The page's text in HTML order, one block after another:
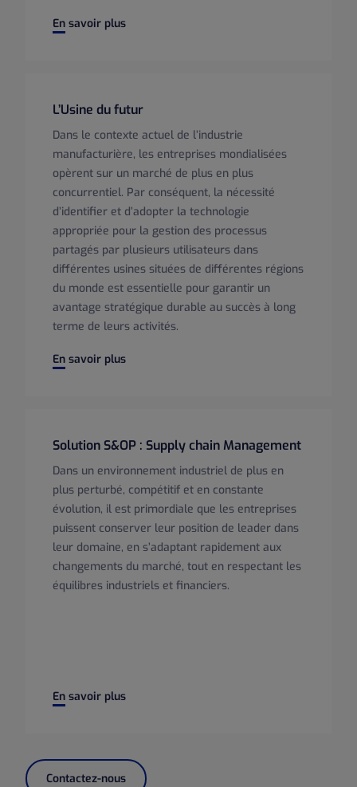
En savoir plus
Manufacturing Operations Management
L’Usine du futur
Dans le contexte actuel de l’industrie
manufacturière, les entreprises mondialisées
opèrent sur un marché de plus en plus
concurrentiel. Par conséquent, la nécessité
d’identifier et d’adopter la technologie
appropriée pour la gestion des processus
partagés par plusieurs utilisateurs dans
différentes usines situées de différentes régions
du monde est essentielle pour garantir un
avantage stratégique durable au succès à long
terme de leurs activités.
En savoir plus
L’Usine du futur
Solution S&OP : Supply chain Management
Dans un environnement industriel de plus en
plus perturbé, compétitif et en constante
évolution, il est primordiale que les entreprises
puissent conserver leur position de leader dans
leur domaine, en s’adaptant rapidement aux
changements du marché, tout en respectant les
équilibres industriels et financiers.
En savoir plus
Solution S&OP : Supply chain Management
Contactez-nous